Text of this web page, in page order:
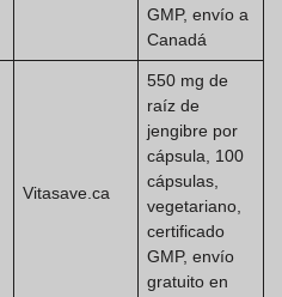
GMP, envío a
Canadá
Vitasave.ca
550 mg de
raíz de
jengibre por
cápsula, 100
cápsulas,
vegetariano,
certificado
GMP, envío
gratuito en